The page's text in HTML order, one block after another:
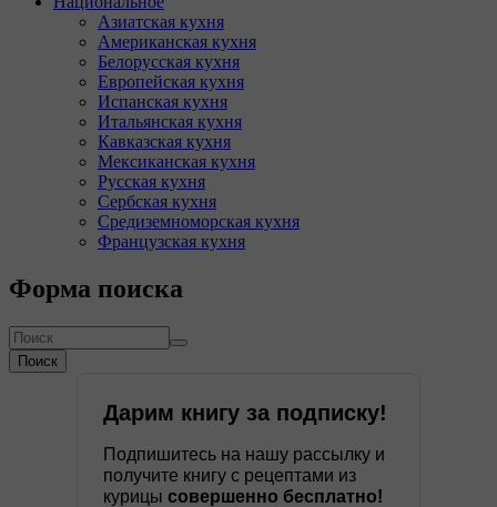
Азиатская кухня
Американская кухня
Белорусская кухня
Европейская кухня
Испанская кухня
Итальянская кухня
Кавказская кухня
Мексиканская кухня
Русская кухня
Сербская кухня
Средиземноморская кухня
Французская кухня
Форма поиска
Поиск
Дарим книгу за подписку!
Подпишитесь на нашу рассылку и
получите книгу с рецептами из
курицы совершенно бесплатно!